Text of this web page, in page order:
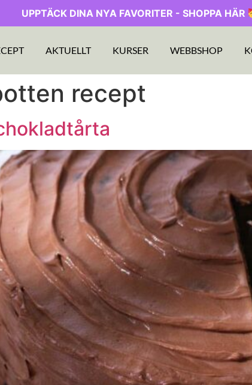
UPPTÄCK DINA NYA FAVORITER - SHOPPA HÄR
AKTUELLT KURSER WEBBSHOP
recept